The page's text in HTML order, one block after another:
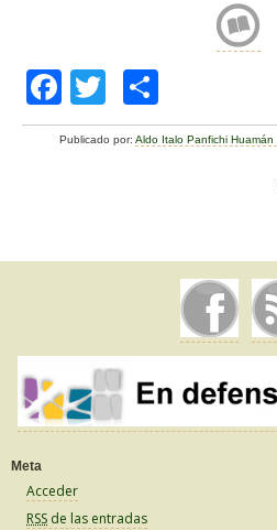
F
a
o
wi
tt
o
m
tir
Publicado por:Aldo Italo Panfichi Huamán
Meta
Acceder
RSS de las entradas